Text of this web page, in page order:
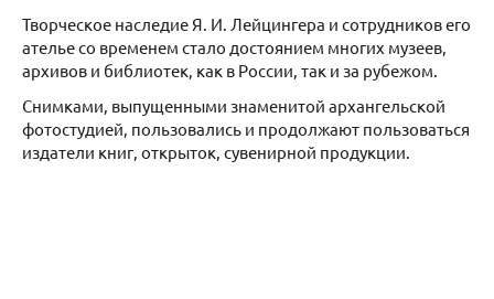
Творческое наследие Я. И. Лейцингера и сотрудников его
ателье со временем стало достоянием многих музеев,
архивов и библиотек, как в России, так и за рубежом.
Снимками, выпущенными знаменитой архангельской
фотостудией, пользовались и продолжают пользоваться
издатели книг, открыток, сувенирной продукции.